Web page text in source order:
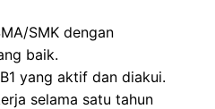
SMK dengan
baik.
yang aktif dan diakui.
selama satu tahun